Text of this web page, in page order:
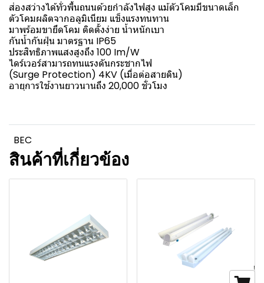
ส่องสว่างได้ทั่วพื้นถนนด้วยกำลังไฟสูง แม้ตัวโคมมีขนาดเล็ก
ตัวโคมผลิตจากอลูมิเนียม แข็งแรงทนทาน
มาพร้อมขายึดโคม ติดตั้งง่าย น้ำหนักเบา
กันน้ำกันฝุ่น มาตรฐาน IP65
ประสิทธิภาพแสงสูงถึง 100 Im/W
ไดร์เวอร์สามารถทนแรงดันกระชากไฟ
(Surge Protection) 4KV (เมื่อต่อสายดิน)
อายุการใช้งานยาวนานถึง 20,000 ชั่วโมง
BEC
สินค้าที่เกี่ยวข้อง